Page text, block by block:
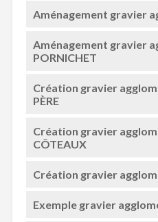
Aménagement gravier
Aménagement gravier
PORNICHET
Création gravier
PÈRE
Création gravier
CÔTEAUX
Création gravier
Exemple gravier